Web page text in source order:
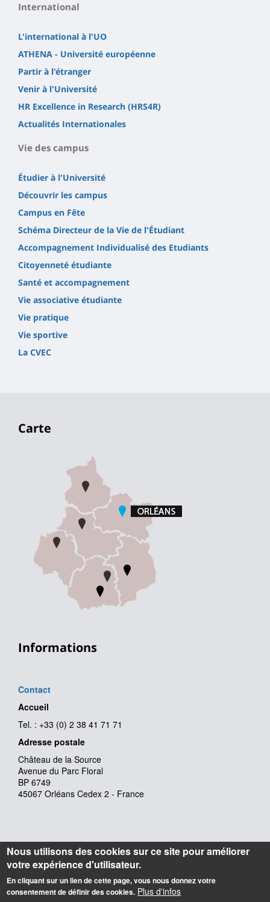
International
L'international à l'UO
ATHENA - Université européenne
Partir à l'étranger
Venir à l'Université
HR Excellence in Research (HRS4R)
Actualités Internationales
Vie des campus
Étudier à l'Université
Découvrir les campus
Campus en Fête
Schéma Directeur de la Vie de l'Étudiant
Accompagnement Individualisé des Etudiants
Citoyenneté étudiante
Santé et accompagnement
Vie associative étudiante
Vie pratique
Vie sportive
La CVEC
Carte
Informations
Contact
Accueil
Tel. : +33 (0) 2 38 41 71 71
Adresse postale
Château de la Source
Avenue du Parc Floral
BP 6749
45067 Orléans Cedex 2 - France
Nous utilisons des cookies sur ce site pour améliorer
votre expérience d'utilisateur.
En cliquant sur un lien de cette page, vous nous donnez votre
consentement de définir des cookies. Plus d'infos